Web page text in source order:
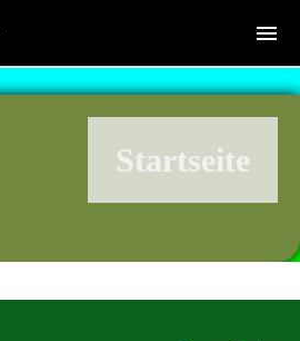
Startseite